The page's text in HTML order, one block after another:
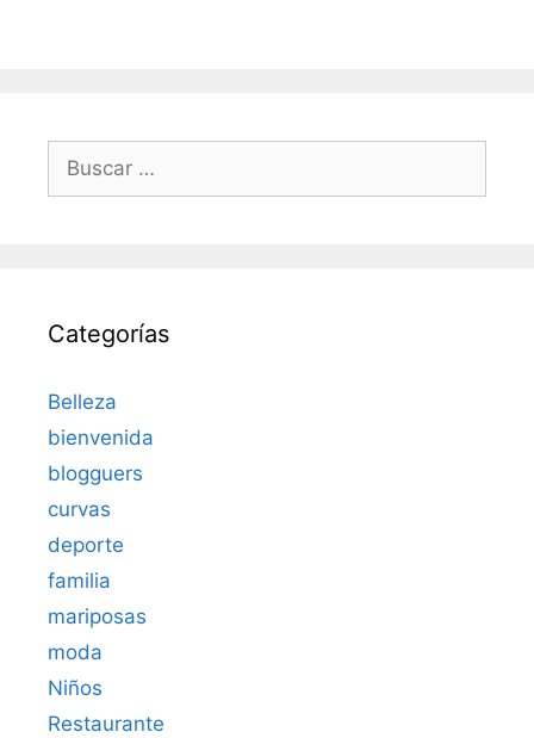
Categorías
Belleza
bienvenida
blogguers
curvas
deporte
familia
mariposas
moda
Niños
Restaurante